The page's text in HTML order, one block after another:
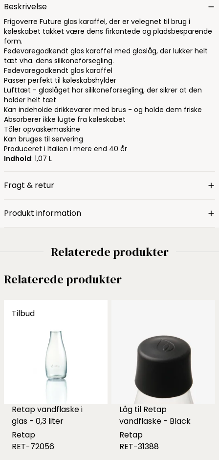
Beskrivelse
Frigoverre Future glas karaffel, der er velegnet til brug i
køleskabet takket være dens firkantede og pladsbesparende
form.
Fødevaregodkendt glas karaffel med glaslåg, der lukker helt
tæt vha. dens silikoneforsegling.
Fødevaregodkendt glas karaffel
Passer perfekt til køleskabshylder
Lufttæt - glaslåget har silikoneforsegling, der sikrer at den
holder helt tæt
Kan indeholde drikkevarer med brus - og holde dem friske
Absorberer ikke lugte fra køleskabet
Tåler opvaskemaskine
Kan bruges til servering
Produceret i Italien i mere end 40 år
Indhold: 1,07 L
Fragt & retur
Produkt information
Relaterede produkter
Relaterede produkter
Tilbud
Retap vandflaske i
glas - 0,3 liter
Retap
RET-72056
Låg til Retap
vandflaske - Black
Retap
RET-31388